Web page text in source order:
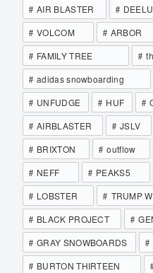
AIR BLASTER
VOLCOM
ARBOR
FAMILY TREE
adidas snowboarding
UNFUDGE
HUF
AIRBLASTER
JSLV
BRIXTON
outflow
NEFF
PEAKS5
LOBSTER
TRUMP
BLACK PROJECT
GRAY SNOWBOARDS
BURTON THIRTEEN